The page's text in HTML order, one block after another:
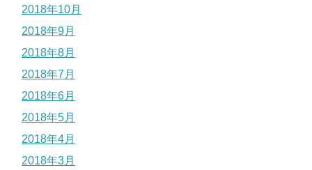
2018年10月
2018年9月
2018年8月
2018年7月
2018年6月
2018年5月
2018年4月
2018年3月